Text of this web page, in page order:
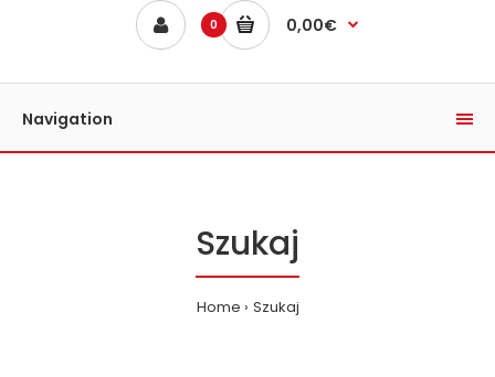
0 0,00€
Navigation
Szukaj
Home Szukaj